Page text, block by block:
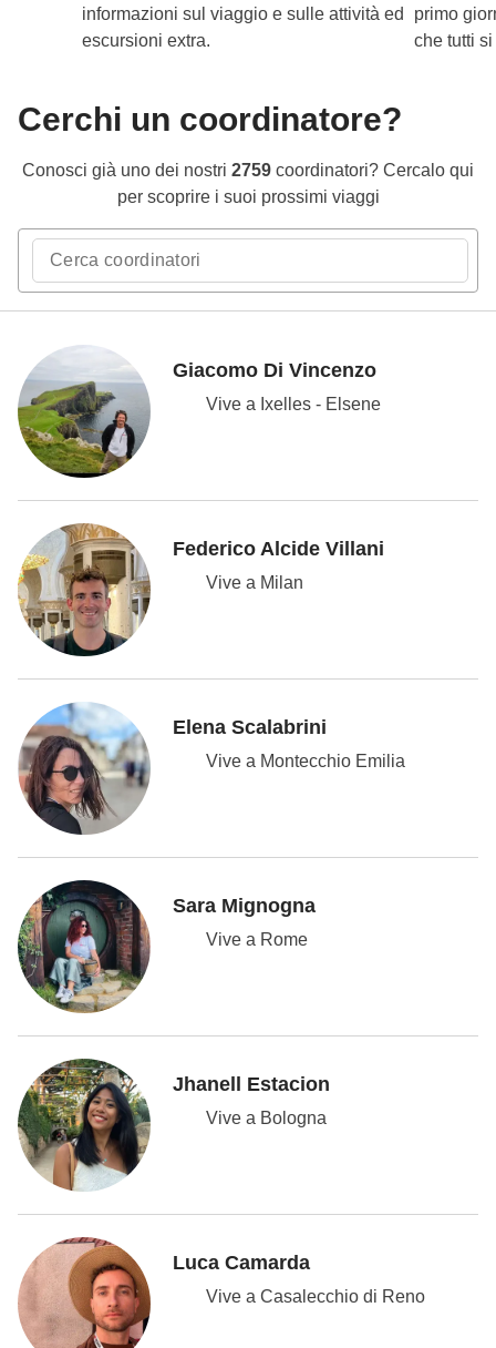
informazioni sul viaggio e sulle attività ed
escursioni extra.
primo
che tutti
Cerchi un coordinatore?
Conosci già uno dei nostri 2759 coordinatori? Cercalo qui
per scoprire i suoi prossimi viaggi
Giacomo Di Vincenzo
Vive a Ixelles - Elsene
Federico Alcide Villani
Vive a Milan
Elena Scalabrini
Vive a Montecchio Emilia
Sara Mignogna
Vive a Rome
Jhanell Estacion
Vive a Bologna
Luca Camarda
Vive a Casalecchio di Reno